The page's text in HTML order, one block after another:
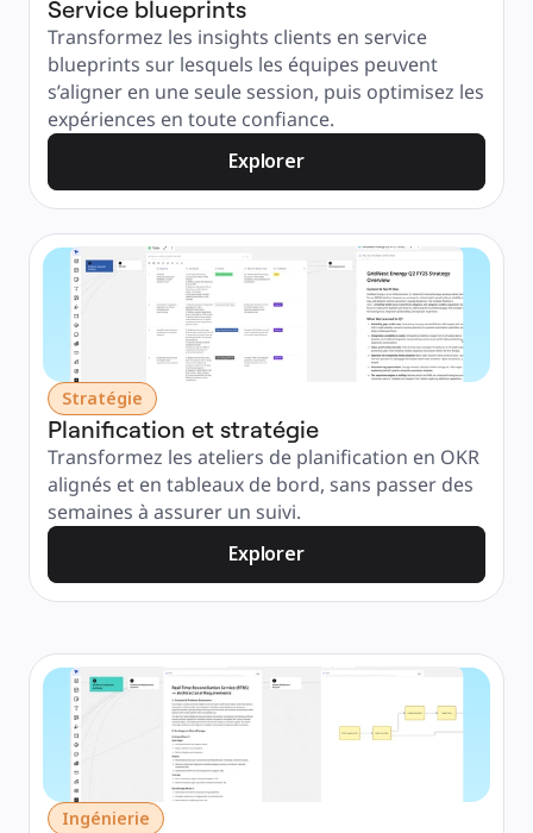
Service blueprints
Transformez les insights clients en service
blueprints sur lesquels les équipes peuvent
s’aligner en une seule session, puis optimisez les
expériences en toute confiance.
Explorer
Stratégie
Planification et stratégie
Transformez les ateliers de planification en OKR
alignés et en tableaux de bord, sans passer des
semaines à assurer un suivi.
Explorer
Ingénierie